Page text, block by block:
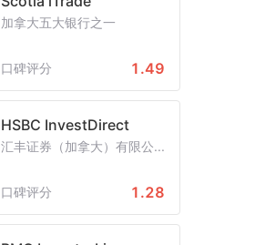
加拿大五大银行之一
口碑评分 1.49
HSBC InvestDirect
汇丰证券（加拿大）有限公...
口碑评分 1.28